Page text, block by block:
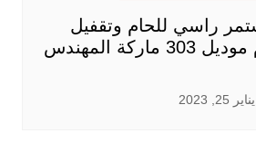
راسي للحام وتقفيل
اكياس الومنيوم موديل 303 ماركة المهندس
يناير 25, 2023